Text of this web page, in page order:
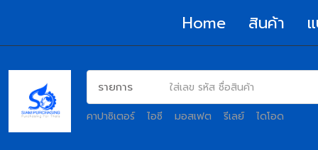
Home สินค้า
คาปาซิเตอร์ ไอซี มอสเฟต รีเลย์ ไดโอด